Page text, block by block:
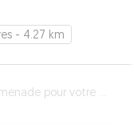
- 4.27 km
pour votre chien à Houplines